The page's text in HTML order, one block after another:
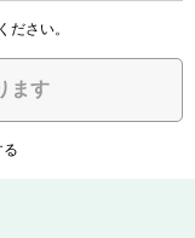
ださい。
ます